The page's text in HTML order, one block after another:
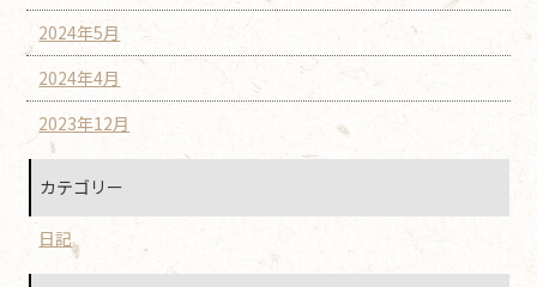
2024年5月
2024年4月
2023年12月
カテゴリー
日記